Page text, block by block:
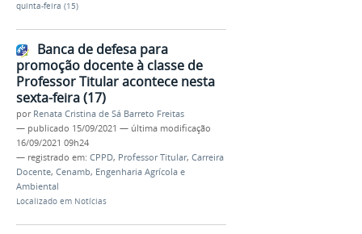
quinta-feira (15)
Banca de defesa para
promoção docente à classe de
Professor Titular acontece nesta
sexta-feira (17)
por Renata Cristina de Sá Barreto Freitas
— publicado 15/09/2021 — última modificação
16/09/2021 09h24
— registrado em: CPPD, Professor Titular, Carreira
Docente, Cenamb, Engenharia Agrícola e
Ambiental
Localizado em Notícias